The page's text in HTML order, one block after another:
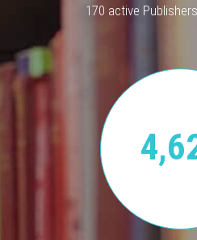
170 active